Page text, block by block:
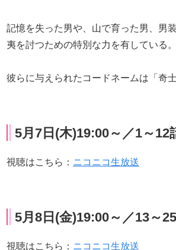
記憶を失った男や、山で育った男、男
夷を討つための特別な力を有している。
彼らに与えられたコードネームは「奇
5月7日(木)19:00～／1～12
視聴はこちら： ニコニコ生放送
5月8日(金)19:00～／13～
視聴はこちら： ニコニコ生放送